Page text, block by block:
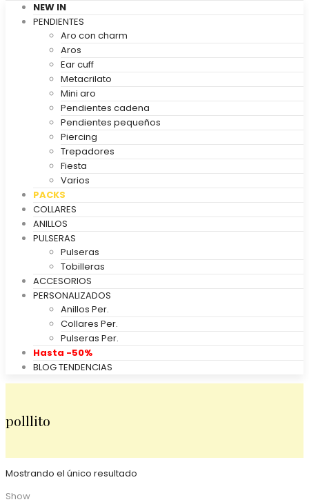
NEW IN
PENDIENTES
Aro con charm
Aros
Ear cuff
Metacrilato
Mini aro
Pendientes cadena
Pendientes pequeños
Piercing
Trepadores
Fiesta
Varios
PACKS
COLLARES
ANILLOS
PULSERAS
Pulseras
Tobilleras
ACCESORIOS
PERSONALIZADOS
Anillos Per.
Collares Per.
Pulseras Per.
Hasta -50%
BLOG TENDENCIAS
polllito
Mostrando el único resultado
Show